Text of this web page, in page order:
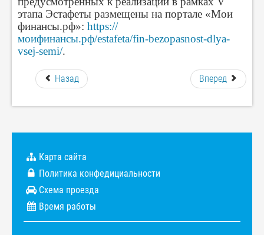
этапа Эстафеты размещены на портале «Мои
финансы.рф»: https://
моифинансы.рф/estafeta/fin-bezopasnost-dlya-
vsej-semi/.
Назад Вперед
Карта сайта
Политика конфедициальности
Схема проезда
Время работы